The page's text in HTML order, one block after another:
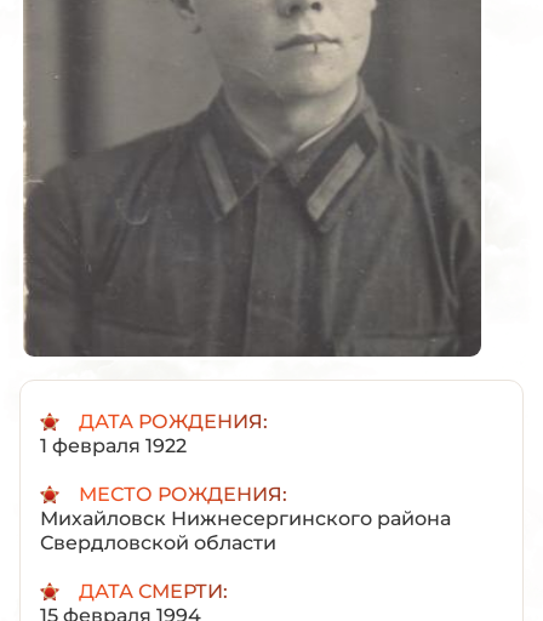
ДАТА РОЖДЕНИЯ:
1 февраля 1922
МЕСТО РОЖДЕНИЯ:
Михайловск Нижнесергинского района
Свердловской области
ДАТА СМЕРТИ:
15 февраля 1994